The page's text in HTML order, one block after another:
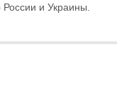
и Украины.